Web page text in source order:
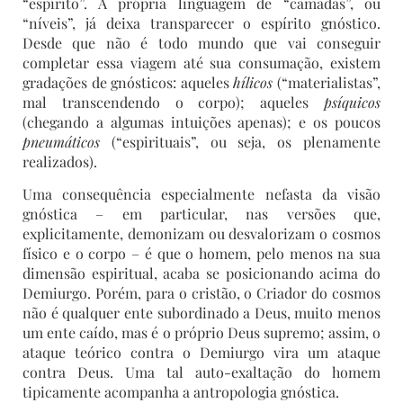
“níveis”, já deixa transparecer o espírito gnóstico.
Desde que não é todo mundo que vai conseguir
completar essa viagem até sua consumação, existem
gradações de gnósticos: aqueleshílicos (“materialistas”,
mal transcendendo o corpo); aqueles psíquicos
(chegando a algumas intuições apenas); e os poucos
pneumáticos (“espirituais”, ou seja, os plenamente
realizados).
Uma consequência especialmente nefasta da visão
gnóstica – em particular, nas versões que,
explicitamente, demonizam ou desvalorizam o cosmos
físico e o corpo – é que o homem, pelo menos na sua
dimensão espiritual, acaba se posicionando acima do
Demiurgo. Porém, para o cristão, o Criador do cosmos
não é qualquer ente subordinado a Deus, muito menos
um ente caído, mas é o próprio Deus supremo; assim, o
ataque teórico contra o Demiurgo vira um ataque
contra Deus. Uma tal auto-exaltação do homem
tipicamente acompanha a antropologia gnóstica.